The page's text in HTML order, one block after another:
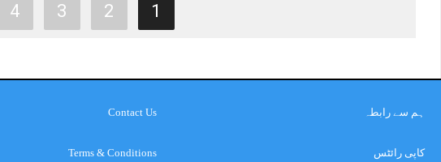
1
2
3
4
ہم سے رابطہ
کاپی رائٹس
Contact Us
Terms & Conditions